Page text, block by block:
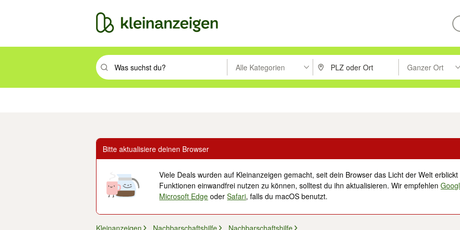
Suchbegriff eingeben. Eingabetaste drücken um zu suchen, oder Vorschläge mit den Pfeiltasten nach oben/
Alle Kategorien PLZ oder Ort eingeben. Eingabetaste
Ganzer Ort
Suche im
Bitte aktualisiere deinen Browser
Viele Deals wurden auf Kleinanzeigen gemacht, seit dein Browser das Licht der Welt
Funktionen einwandfrei nutzen zu können, solltest du ihn aktualisieren. Wir empfehlen
Microsoft Edge oderSafari, falls du macOS benutzt.
Kleinanzeigen Nachbarschaftshilfe Nachbarschaftshilfe